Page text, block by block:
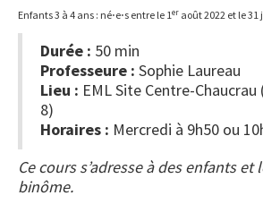
Enfants 3 à 4 ans : né⋅e⋅s entre le 1er août 2022 et le 31
Durée : 50 min
Professeure : Sophie Laureau
Lieu : EML Site Centre-Chaucrau
8)
Horaires : Mercredi à 9h50 ou
Ce cours s’adresse à des enfants
binôme.